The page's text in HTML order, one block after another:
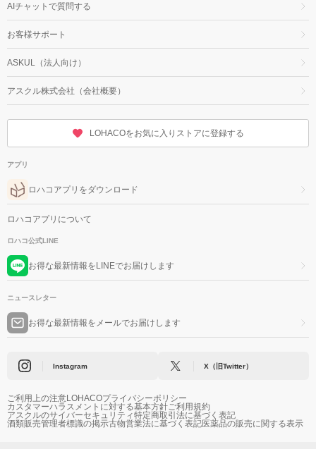
AIチャットで質問する
お客様サポート
ASKUL（法人向け）
アスクル株式会社（会社概要）
LOHACOをお気に入りストアに登録する
アプリ
ロハコアプリをダウンロード
ロハコアプリについて
ロハコ公式LINE
お得な最新情報をLINEでお届けします
ニュースレター
お得な最新情報をメールでお届けします
Instagram X（旧Twitter）
ご利用上の注意LOHACOプライバシーポリシー
カスタマーハラスメントに対する基本方針ご利用規約
アスクルのサイバーセキュリティ特定商取引法に基づく表記
酒類販売管理者標識の掲示古物営業法に基づく表記医薬品の販売に関する表示